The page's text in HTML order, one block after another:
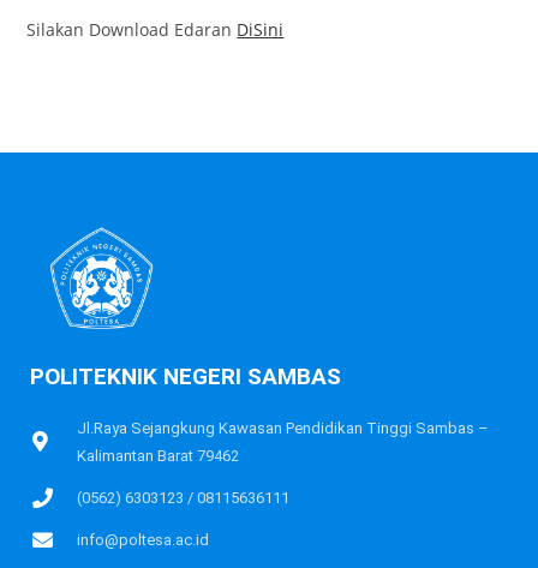
Silakan Download Edaran DiSini
POLITEKNIK NEGERI SAMBAS
Jl.Raya Sejangkung Kawasan Pendidikan Tinggi Sambas –
Kalimantan Barat 79462
(0562) 6303123 / 08115636111
info@poltesa.ac.id